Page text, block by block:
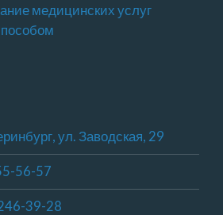
медицинских услуг
ул. Заводская, 29
56-57
39-28